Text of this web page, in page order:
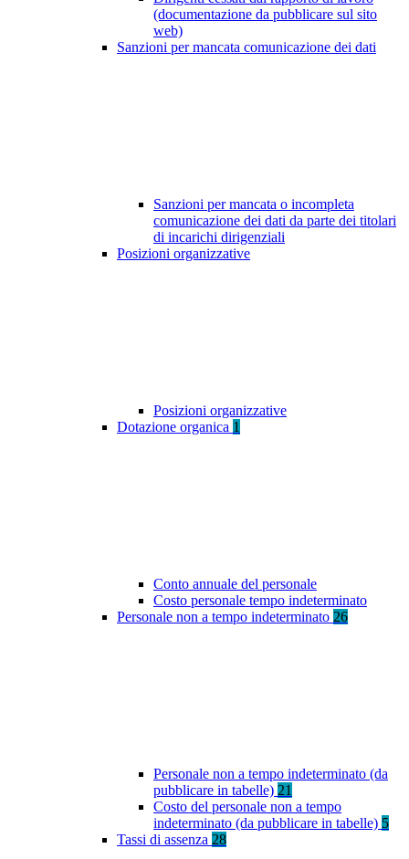
(documentazione da pubblicare sul sito
web)
Sanzioni per mancata comunicazione dei dati
Sanzioni per mancata o incompleta
comunicazione dei dati da parte dei titolari
di incarichi dirigenziali
Posizioni organizzative
Posizioni organizzative
Dotazione organica 1
Conto annuale del personale
Costo personale tempo indeterminato
Personale non a tempo indeterminato 26
Personale non a tempo indeterminato (da
pubblicare in tabelle) 21
Costo del personale non a tempo
indeterminato (da pubblicare in tabelle) 5
Tassi di assenza 28